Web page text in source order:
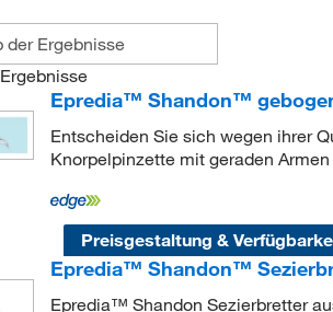
Ergebnisse
Epredia™ Shandon™
Entscheiden Sie sich wegen ihrer
Knorpelpinzette mit geraden
Preisgestaltung &
Epredia™ Shandon™
Epredia™ Shandon Sezierbretter